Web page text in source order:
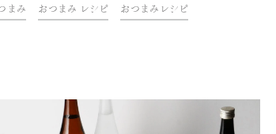
お楽しみください。
まみ おつまみ レシピ おつまみレシピ